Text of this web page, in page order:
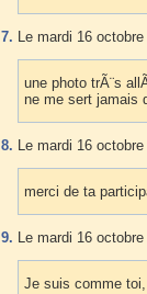
7. Le mardi 16
une photo trÃ¨s
ne me sert jamais
8. Le mardi 16
merci de ta
9. Le mardi 16
Je suis comme